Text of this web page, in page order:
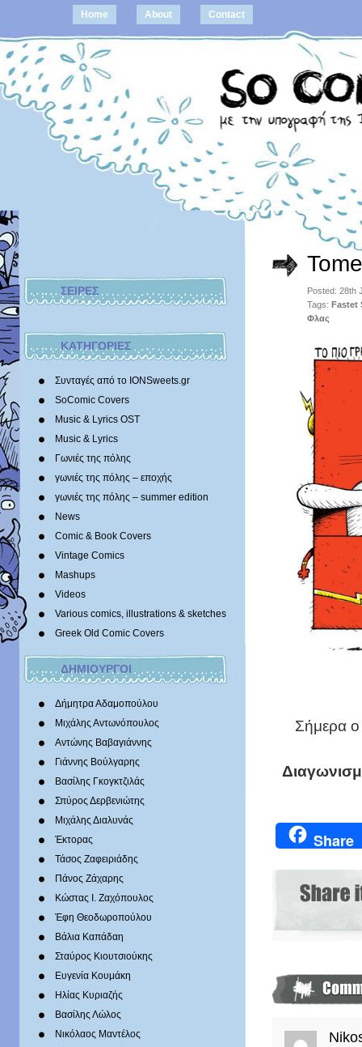
Home About Contact
ΣΕΙΡΕΣ
ΚΑΤΗΓΟΡΙΕΣ
Συνταγές από το IONSweets.gr
SoComic Covers
Music & Lyrics OST
Music & Lyrics
Γωνιές της πόλης
γωνιές της πόλης – εποχής
γωνιές της πόλης – summer edition
News
Comic & Book Covers
Vintage Comics
Mashups
Videos
Various comics, illustrations & sketches
Greek Old Comic Covers
ΔΗΜΙΟΥΡΓΟΙ
Δήμητρα Αδαμοπούλου
Μιχάλης Αντωνόπουλος
Αντώνης Βαβαγιάννης
Γιάννης Βούλγαρης
Βασίλης Γκογκτζιλάς
Σπύρος Δερβενιώτης
Mιχάλης Διαλυνάς
Έκτορας
Τάσος Ζαφειριάδης
Πάνος Ζάχαρης
Κώστας Ι. Ζαχόπουλoς
Έφη Θεοδωροπούλου
Βάλια Καπάδαη
Σταύρος Κιουτσιούκης
Ευγενία Κουμάκη
Ηλίας Κυριαζής
Βασίλης Λώλος
Νικόλαος Μαντέλος
Posted: 28th
Tags: Fastet
Φλας
Σήμερα ο
Share